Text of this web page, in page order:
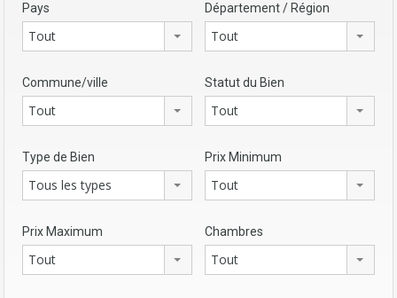
Pays
Tout
Département / Région
Tout
Commune/ville
Tout
Statut du Bien
Tout
Type de Bien
Tous les types
Prix Minimum
Tout
Prix Maximum
Tout
Chambres
Tout